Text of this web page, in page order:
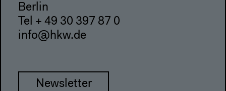
Berlin
Tel + 49 30 397 87 0
info@hkw.de
Newsletter